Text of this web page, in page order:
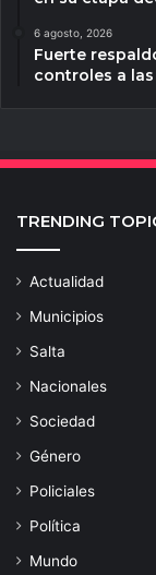
6 agosto, 2026
Fuerte
controles a
TRENDING
Actualidad
Municipios
Salta
Nacionales
Sociedad
Género
Policiales
Política
Mundo